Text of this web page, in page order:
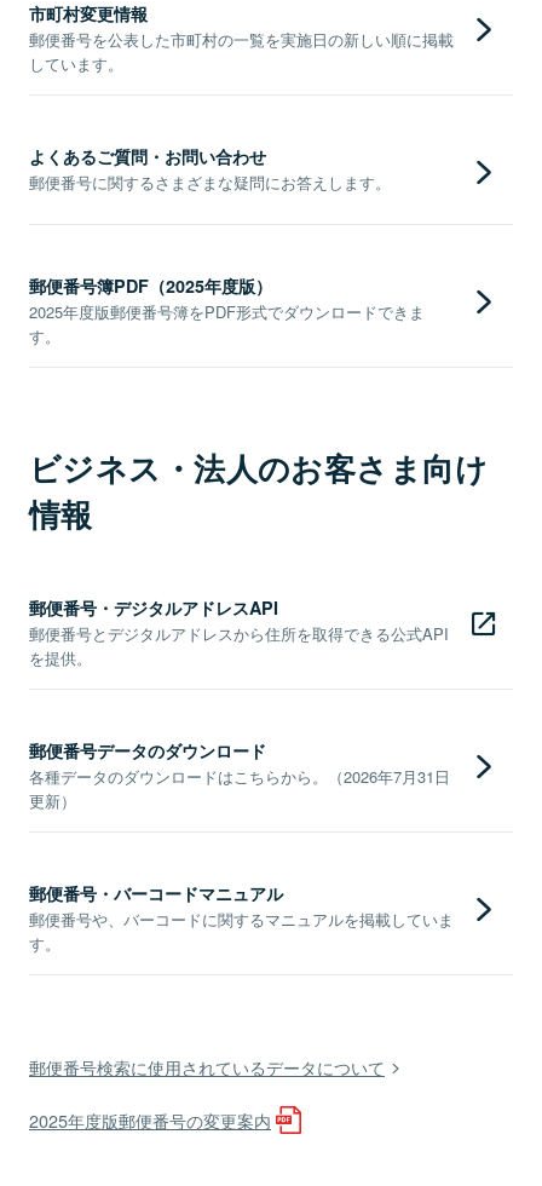
市町村変更情報
郵便番号を公表した市町村の一覧を実施日の新しい順に掲載
しています。
よくあるご質問・お問い合わせ
郵便番号に関するさまざまな疑問にお答えします。
郵便番号簿PDF（2025年度版）
2025年度版郵便番号簿をPDF形式でダウンロードできま
す。
ビジネス・法人のお客さま向け
情報
郵便番号・デジタルアドレスAPI
郵便番号とデジタルアドレスから住所を取得できる公式API
を提供。
郵便番号データのダウンロード
各種データのダウンロードはこちらから。（2026年7月31日
更新）
郵便番号・バーコードマニュアル
郵便番号や、バーコードに関するマニュアルを掲載していま
す。
郵便番号検索に使用されているデータについて
2025年度版郵便番号の変更案内